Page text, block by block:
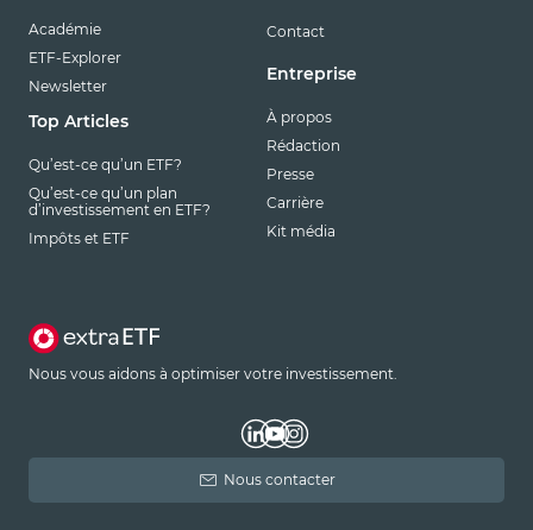
Académie
ETF-Explorer
Newsletter
Top Articles
Qu’est-ce qu’un ETF?
Qu’est-ce qu’un plan
d’investissement en ETF?
Impôts et ETF
Contact
Entreprise
À propos
Rédaction
Presse
Carrière
Kit média
Nous vous aidons à optimiser votre investissement.
Nous contacter